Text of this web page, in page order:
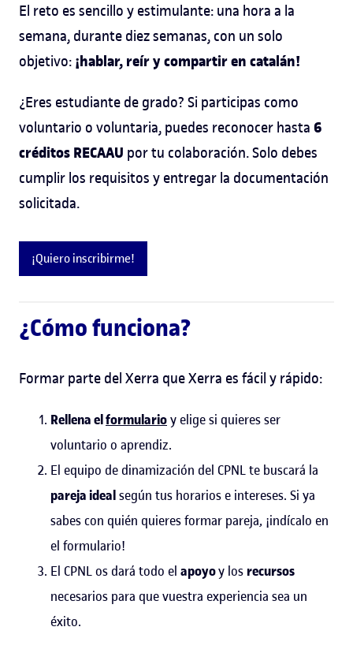
El reto es sencillo y estimulante: una hora a la
semana, durante diez semanas, con un solo
objetivo: ¡hablar, reír y compartir en catalán!
¿Eres estudiante de grado? Si participas como
voluntario o voluntaria, puedes reconocer hasta 6
créditos RECAAU por tu colaboración. Solo debes
cumplir los requisitos y entregar la documentación
solicitada.
¡Quiero inscribirme!
¿Cómo funciona?
Formar parte del Xerra que Xerra es fácil y rápido:
Rellena elformularioy elige si quieres ser
voluntario o aprendiz.
El equipo de dinamización del CPNL te buscará la
pareja idealsegún tus horarios e intereses. Si ya
sabes con quién quieres formar pareja, ¡indícalo en
el formulario!
El CPNL os dará todo el apoyoy los recursos
necesarios para que vuestra experiencia sea un
éxito.